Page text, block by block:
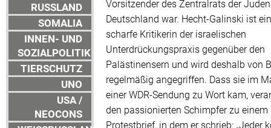
RUSSLAND
SOMALIA
INNEN- UND
SOZIALPOLITIK
TIERSCHUTZ
UNO
USA /
NEOCONS
Vorsitzender des Zentralrats der
Deutschland war. Hecht-Galinski ist
scharfe Kritikerin der israelischen
Unterdrückungspraxis gegenüber den
Palästinensern und wird deshalb von
regelmäßig angegriffen. Dass sie im
einer WDR-Sendung zu Wort kam,
den passionierten Schimpfer zu einem
Protestbrief, in dem er schrieb: „Jeder